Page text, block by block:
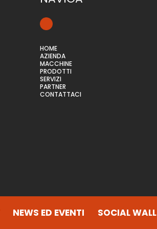
HOME
AZIENDA
MACCHINE
PRODOTTI
SERVIZI
PARTNER
CONTATTACI
NEWS ED EVENTI SOCIAL WALL